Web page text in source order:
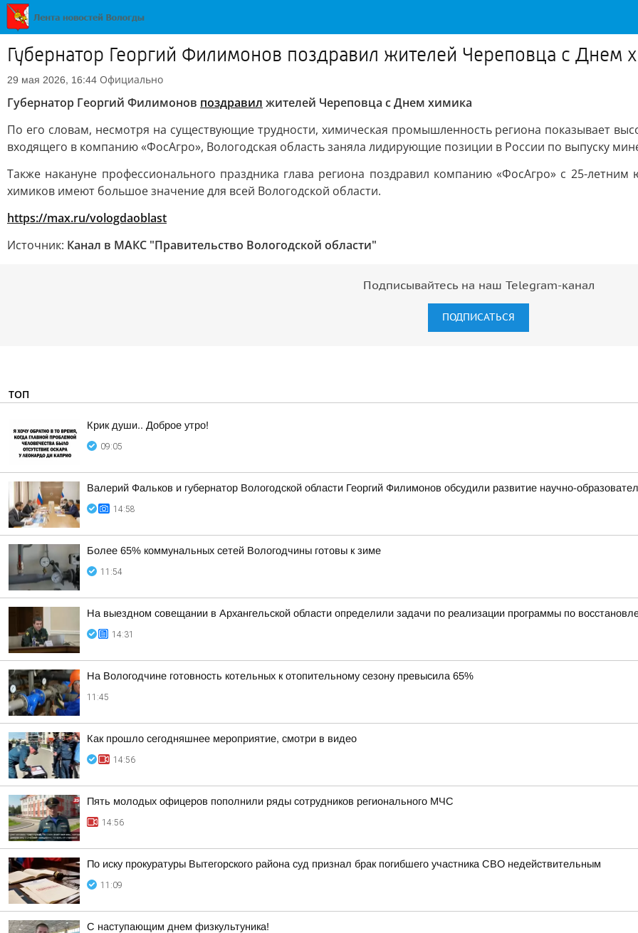
Губернатор Георгий Филимонов поздравил жителей Череповца с Днем
29 мая 2026, 16:44 Официально
Губернатор Георгий Филимонов поздравил жителей Череповца с Днем химика
По его словам, несмотря на существующие трудности, химическая промышленность региона показывает
входящего в компанию «ФосАгро», Вологодская область заняла лидирующие позиции в России по выпуску
Также накануне профессионального праздника глава региона поздравил компанию «ФосАгро» с 25-
химиков имеют большое значение для всей Вологодской области.
https://max.ru/vologdaoblast
Источник: Канал в МАКС "Правительство Вологодской области"
Подписывайтесь на наш Telegram-канал
ПОДПИСАТЬСЯ
ТОП
Крик души.. Доброе утро!
09:05
Валерий Фальков и губернатор Вологодской области Георгий Филимонов обсудили развитие научно-
14:58
Более 65% коммунальных сетей Вологодчины готовы к зиме
11:54
На выездном совещании в Архангельской области определили задачи по реализации программы по
14:31
На Вологодчине готовность котельных к отопительному сезону превысила 65%
11:45
Как прошло сегодняшнее мероприятие, смотри в видео
14:56
Пять молодых офицеров пополнили ряды сотрудников регионального МЧС
14:56
По иску прокуратуры Вытегорского района суд признал брак погибшего участника СВО недействительным
11:09
С наступающим днем физкультуника!